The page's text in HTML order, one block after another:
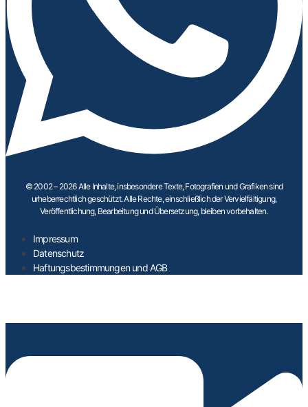
© 2002 – 2026 Alle Inhalte, insbesondere Texte, Fotografien und Grafiken sind
urheberrechtlich geschützt. Alle Rechte, einschließlich der Vervielfältigung,
Veröffentlichung, Bearbeitung und Übersetzung, bleiben vorbehalten.
Impressum
Datenschutz
Haftungsbestimmungen und AGB